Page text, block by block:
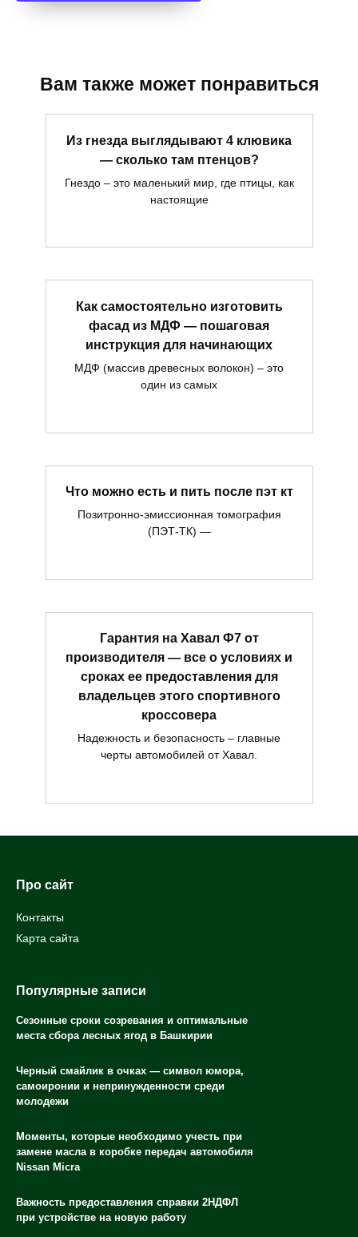
Вам также может понравиться
Из гнезда выглядывают 4 клювика
— сколько там птенцов?
Гнездо – это маленький мир, где птицы, как
настоящие
Как самостоятельно изготовить
фасад из МДФ — пошаговая
инструкция для начинающих
МДФ (массив древесных волокон) – это
один из самых
Что можно есть и пить после пэт кт
Позитронно-эмиссионная томография
(ПЭТ-ТК) —
Гарантия на Хавал Ф7 от
производителя — все о условиях и
сроках ее предоставления для
владельцев этого спортивного
кроссовера
Надежность и безопасность – главные
черты автомобилей от Хавал.
Про сайт
Контакты
Карта сайта
Популярные записи
Сезонные сроки созревания и оптимальные
места сбора лесных ягод в Башкирии
Черный смайлик в очках — символ юмора,
самоиронии и непринужденности среди
молодежи
Моменты, которые необходимо учесть при
замене масла в коробке передач автомобиля
Nissan Micra
Важность предоставления справки 2НДФЛ
при устройстве на новую работу